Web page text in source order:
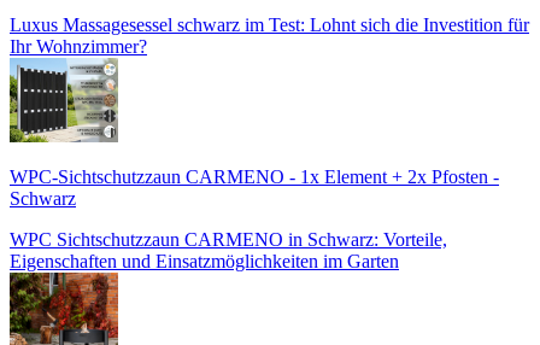
Luxus Massagesessel schwarz im Test: Lohnt sich die Investition für
Ihr Wohnzimmer?
WPC-Sichtschutzzaun CARMENO - 1x Element + 2x Pfosten -
Schwarz
WPC Sichtschutzzaun CARMENO in Schwarz: Vorteile,
Eigenschaften und Einsatzmöglichkeiten im Garten